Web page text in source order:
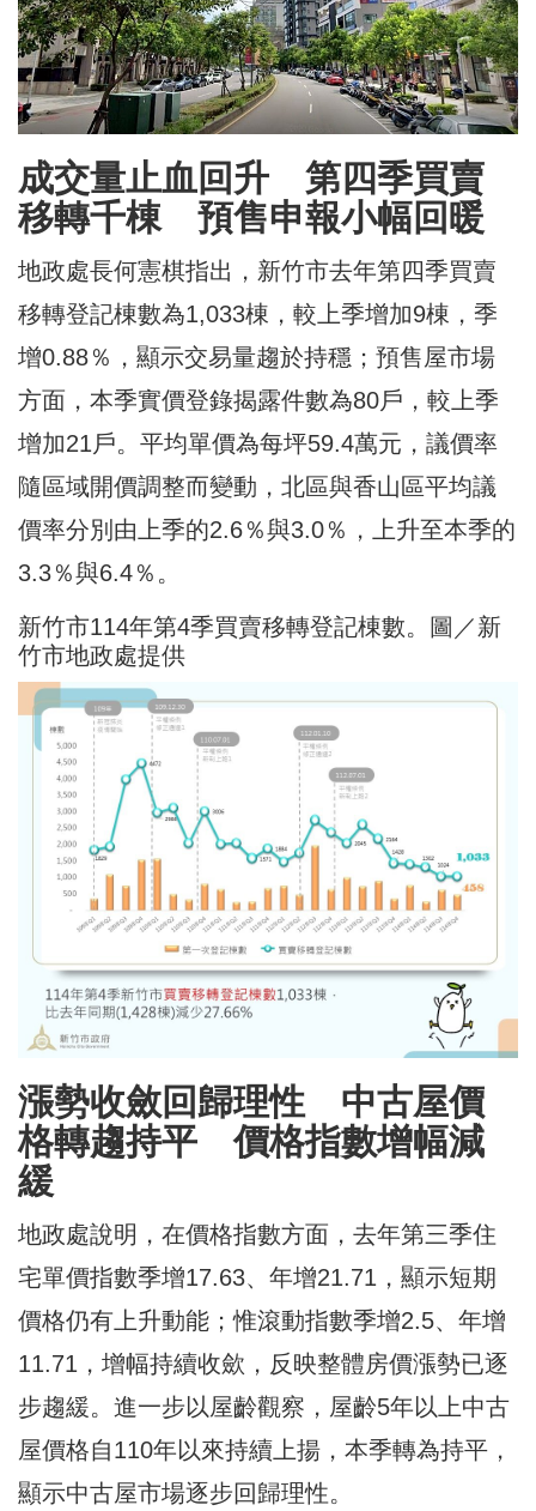
成交量止血回升 第四季買賣
移轉千棟 預售申報小幅回暖
地政處長何憲棋指出，新竹市去年第四季買賣
移轉登記棟數為1,033棟，較上季增加9棟，季
增0.88％，顯示交易量趨於持穩；預售屋市場
方面，本季實價登錄揭露件數為80戶，較上季
增加21戶。平均單價為每坪59.4萬元，議價率
隨區域開價調整而變動，北區與香山區平均議
價率分別由上季的2.6％與3.0％，上升至本季的
3.3％與6.4％。
新竹市114年第4季買賣移轉登記棟數。圖／新
竹市地政處提供
漲勢收斂回歸理性 中古屋價
格轉趨持平 價格指數增幅減
緩
地政處說明，在價格指數方面，去年第三季住
宅單價指數季增17.63、年增21.71，顯示短期
價格仍有上升動能；惟滾動指數季增2.5、年增
11.71，增幅持續收歛，反映整體房價漲勢已逐
步趨緩。進一步以屋齡觀察，屋齡5年以上中古
屋價格自110年以來持續上揚，本季轉為持平，
顯示中古屋市場逐步回歸理性。